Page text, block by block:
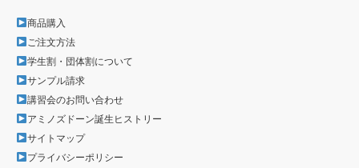
商品購入
ご注文方法
学生割・団体割について
サンプル請求
講習会のお問い合わせ
アミノズドーン誕生ヒストリー
サイトマップ
プライバシーポリシー